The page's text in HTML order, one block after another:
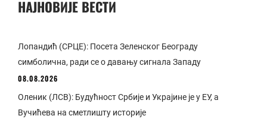
НАЈНОВИЈЕ ВЕСТИ
Лопандић (СРЦЕ): Посета Зеленског Београду
симболична, ради се о давању сигнала Западу
08.08.2026
Оленик (ЛСВ): Будућност Србије и Украјине је у ЕУ, а
Вучићева на сметлишту историје